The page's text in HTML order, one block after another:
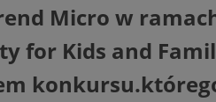
Micro w
for Kids and